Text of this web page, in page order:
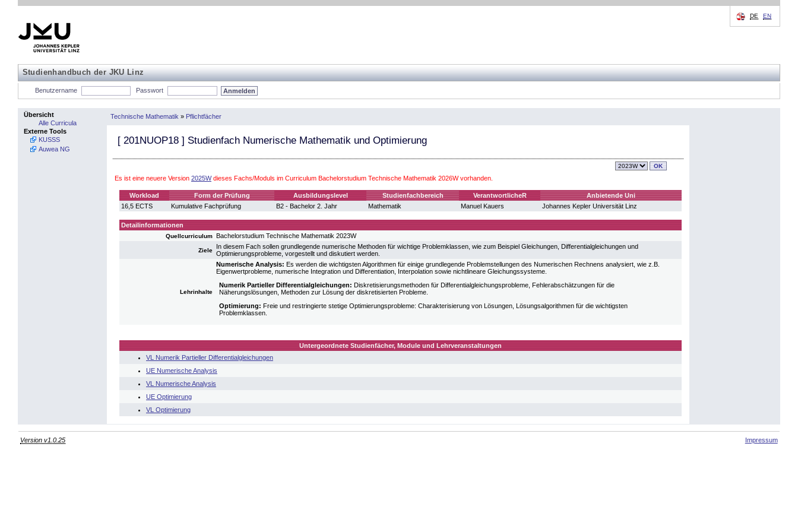
Studienhandbuch der JKU Linz
DE EN
Benutzername Passwort
Übersicht
Alle Curricula
Externe Tools
KUSSS
Auwea NG
Technische Mathematik » Pflichtfächer
[ 201NUOP18 ] Studienfach Numerische Mathematik und Optimierung
Es ist eine neuere Version 2025Wdieses Fachs/Moduls im Curriculum Bachelorstudium Technische Mathematik 2026W vorhanden.
Workload Form der Prüfung Ausbildungslevel Studienfachbereich VerantwortlicheR
Anbietende Uni
16,5 ECTS
Kumulative Fachprüfung B2 - Bachelor 2. Jahr Mathematik Manuel Kauers Johannes Kepler Universität Linz
Detailinformationen
Quellcurriculum Bachelorstudium Technische Mathematik 2023W
Ziele
In diesem Fach sollen grundlegende numerische Methoden für wichtige Problemklassen, wie zum Beispiel Gleichungen, Differentialgleichungen und
Optimierungsprobleme, vorgestellt und diskutiert werden.
Lehrinhalte
Numerische Analysis: Es werden die wichtigsten Algorithmen für einige grundlegende Problemstellungen des Numerischen Rechnens analysiert, wie z.B.
Eigenwertprobleme, numerische Integration und Differentiation, Interpolation sowie nichtlineare Gleichungssysteme.
Numerik Partieller Differentialgleichungen: Diskretisierungsmethoden für Differentialgleichungsprobleme, Fehlerabschätzungen für die
Näherungslösungen, Methoden zur Lösung der diskretisierten Probleme.
Optimierung: Freie und restringierte stetige Optimierungsprobleme: Charakterisierung von Lösungen, Lösungsalgorithmen für die wichtigsten
Problemklassen.
Untergeordnete Studienfächer, Module und Lehrveranstaltungen
VL Numerik Partieller Differentialgleichungen
UE Numerische Analysis
VL Numerische Analysis
UE Optimierung
VL Optimierung
Version v1.0.25 Impressum